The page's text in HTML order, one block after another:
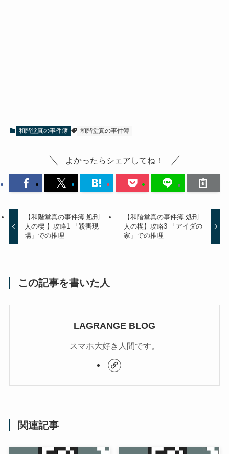
和階堂真の事件簿 和階堂真の事件簿
よかったらシェアしてね！
【和階堂真の事件簿 処刑
人の楔 】攻略1 「殺害現
場」での推理
【和階堂真の事件簿 処刑
人の楔】攻略3 「アイダの
家」での推理
この記事を書いた人
LAGRANGE BLOG
スマホ大好き人間です。
関連記事